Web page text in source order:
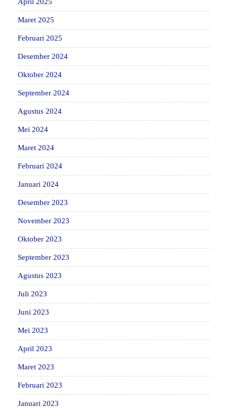
Maret 2025
Februari 2025
Desember 2024
Oktober 2024
September 2024
Agustus 2024
Mei 2024
Maret 2024
Februari 2024
Januari 2024
Desember 2023
November 2023
Oktober 2023
September 2023
Agustus 2023
Juli 2023
Juni 2023
Mei 2023
April 2023
Maret 2023
Februari 2023
Januari 2023